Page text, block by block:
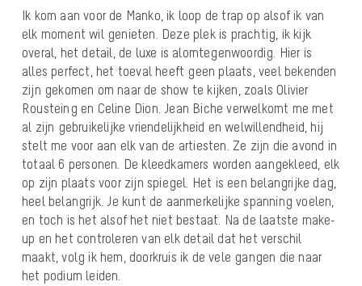
Ik kom aan voor de Manko, ik loop de trap op alsof ik van
elk moment wil genieten. Deze plek is prachtig, ik kijk
overal, het detail, de luxe is alomtegenwoordig. Hier is
alles perfect, het toeval heeft geen plaats, veel bekenden
zijn gekomen om naar de show te kijken, zoals Olivier
Rousteing en Celine Dion. Jean Biche verwelkomt me met
al zijn gebruikelijke vriendelijkheid en welwillendheid, hij
stelt me voor aan elk van de artiesten. Ze zijn die avond in
totaal 6 personen. De kleedkamers worden aangekleed, elk
op zijn plaats voor zijn spiegel. Het is een belangrijke dag,
heel belangrijk. Je kunt de aanmerkelijke spanning voelen,
en toch is het alsof het niet bestaat. Na de laatste make-
up en het controleren van elk detail dat het verschil
maakt, volg ik hem, doorkruis ik de vele gangen die naar
het podium leiden.